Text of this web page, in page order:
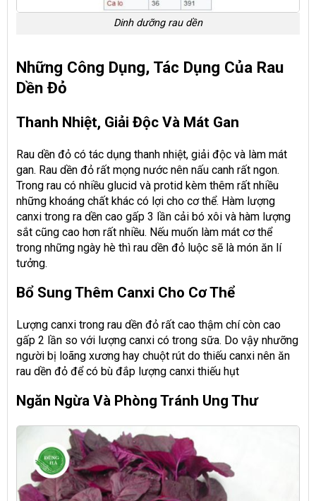
Dinh dưỡng rau dền
Những Công Dụng, Tác Dụng Của Rau
Dền Đỏ
Thanh Nhiệt, Giải Độc Và Mát Gan
Rau dền đỏ có tác dụng thanh nhiệt, giải độc và làm mát
gan. Rau dền đỏ rất mọng nước nên nấu canh rất ngon.
Trong rau có nhiều glucid và protid kèm thêm rất nhiều
những khoáng chất khác có lợi cho cơ thể. Hàm lượng
canxi trong ra dền cao gấp 3 lần cải bó xôi và hàm lượng
sắt cũng cao hơn rất nhiều. Nếu muốn làm mát cơ thể
trong những ngày hè thì rau dền đỏ luộc sẽ là món ăn lí
tưởng.
Bổ Sung Thêm Canxi Cho Cơ Thể
Lượng canxi trong rau dền đỏ rất cao thậm chí còn cao
gấp 2 lần so với lượng canxi có trong sữa. Do vậy nhưỡng
người bị loãng xương hay chuột rút do thiếu canxi nên ăn
rau dền đỏ để có bù đắp lượng canxi thiếu hụt
Ngăn Ngừa Và Phòng Tránh Ung Thư